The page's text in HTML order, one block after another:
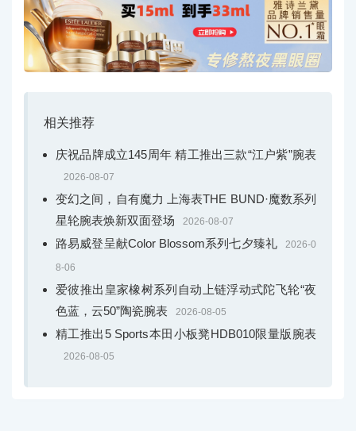
相关推荐
庆祝品牌成立145周年 精工推出三款“江户紫”腕表
2026-08-07
变幻之间，自有魔力 上海表THE BUND·魔数系列
星轮腕表焕新双面登场
2026-08-07
路易威登呈献Color Blossom系列七夕臻礼 2026-0
8-06
爱彼推出皇家橡树系列自动上链浮动式陀飞轮“夜
色蓝，云50”陶瓷腕表
2026-08-05
精工推出5 Sports本田小板凳HDB010限量版腕表
2026-08-05